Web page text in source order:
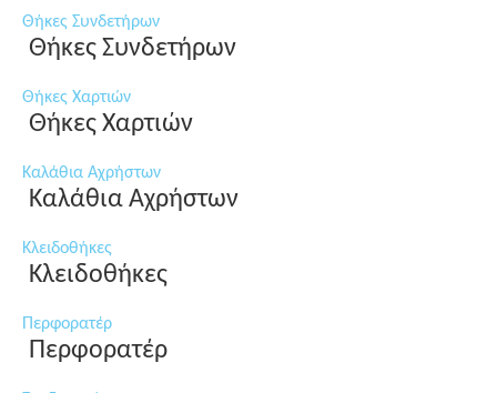
Θήκες Συνδετήρων
Θήκες Συνδετήρων
Θήκες Χαρτιών
Θήκες Χαρτιών
Καλάθια Αχρήστων
Καλάθια Αχρήστων
Κλειδοθήκες
Κλειδοθήκες
Περφορατέρ
Περφορατέρ